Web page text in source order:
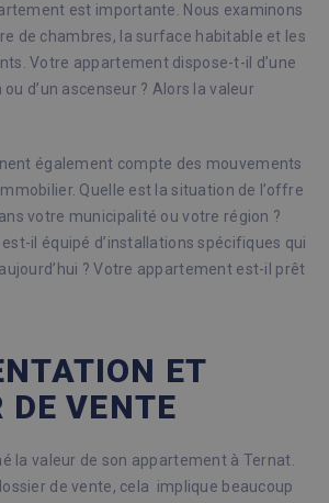
est importante. Nous examinons
de chambres, la surface habitable et les
Votre appartement dispose-t-il d’une
d’un ascenseur ? Alors la valeur
également compte des mouvements
Quelle est la situation de l’offre
votre municipalité ou votre région ?
il équipé d’installations spécifiques qui
? Votre appartement est-il prêt
ET
DE VENTE
la valeur de son appartement à Ternat.
de vente, cela implique beaucoup